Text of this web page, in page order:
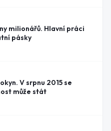
milionářů. Hlavní práci
pásky
V srpnu 2015 se
může stát